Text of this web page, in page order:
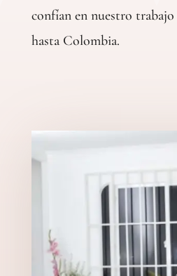
confían en nuestro trabajo
hasta Colombia.